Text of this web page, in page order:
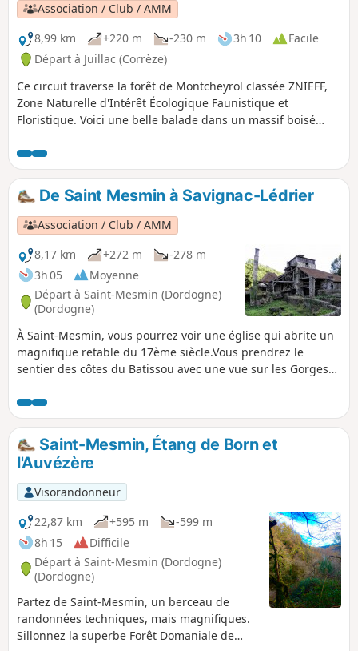
Association / Club / AMM
8,99 km
+220 m -230 m 3h 10
Facile
Départ à Juillac (Corrèze)
Ce circuit traverse la forêt de Montcheyrol classée ZNIEFF,
Zone Naturelle d'Intérêt Écologique Faunistique et
Floristique. Voici une belle balade dans un massif boisé
châtaignier, frêne, robinier, merisier, au cœur duquel coule
la Tourmente qui a creusé son territoire en façonnant la
roche. Cette balade peut se prolonger par une flânerie dans
les rues de Juillac, parmi ses maisons de caractère, coiffées
de toits d'ardoise.
De Saint Mesmin à Savignac-Lédrier
Association / Club / AMM
8,17 km
+272 m
-278 m
3h 05
Moyenne
Départ à Saint-Mesmin (Dordogne)
(Dordogne)
À Saint-Mesmin, vous pourrez voir une église qui abrite un
magnifique retable du 17ème siècle.Vous prendrez le
sentier des côtes du Batissou avec une vue sur les Gorges
Savignac-Lédrier.Vous passerez au Bourg Savignac-Lédriers
pour prendre la direction de Saint-Mesmin, pour passer
devant la Fontaine du bon Saint-Mesmin, puis vous
atteindrez le « Saut Ruban » pour revenir à Saint-Mesmin le
long de l’affluent de l’Auvezère.
Saint-Mesmin, Étang de Born et
l'Auvézère
Visorandonneur
22,87 km
+595 m
-599 m
8h 15
Difficile
Départ à Saint-Mesmin (Dordogne)
(Dordogne)
Partez de Saint-Mesmin, un berceau de
randonnées techniques, mais magnifiques.
Sillonnez la superbe Forêt Domaniale de